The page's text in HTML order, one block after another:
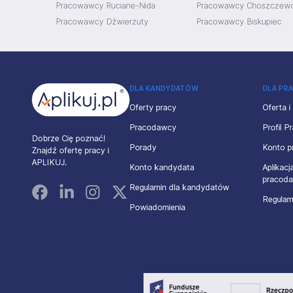
Pracowawcy Ruciane-Nida
Pracowawcy
Pracowawcy Dźwierzuty
Pracowawcy Biskupiec
Dobrze Cię poznać!
Znajdź ofertę pracy i
APLIKUJ.
FacebookLinked InInstagramInstagram
DLA KANDYDATÓW
Oferty pracy
Pracodawcy
Porady
Konto kandydata
Regulamin dla kandydatów
Powiadomienia
DLA
Oferta i
Profil
Konto